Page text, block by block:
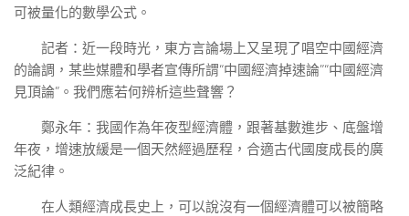
可被量化的數學公式。
記者：近一段時光，東方言論場上又呈現了唱空中國經濟
的論調，某些媒體和學者宣傳所謂“中國經濟掉速論”“中國經濟
見頂論”。我們應若何辨析這些聲響？
鄭永年：我國作為年夜型經濟體，跟著基數進步、底盤增
年夜，增速放緩是一個天然經過歷程，合適古代國度成長的廣
泛紀律。
在人類經濟成長史上，可以說沒有一個經濟體可以被簡略